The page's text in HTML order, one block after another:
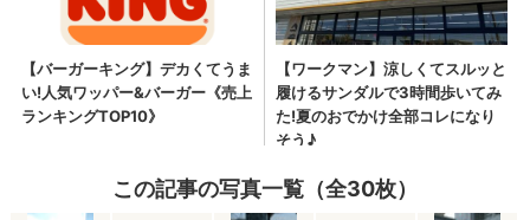
この記事の写真一覧（全30枚）